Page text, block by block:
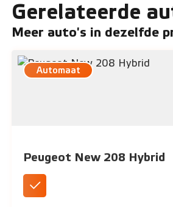
Gerelateerde
Meer auto's in dezelfde
Automaat
Peugeot New 208 Hybrid